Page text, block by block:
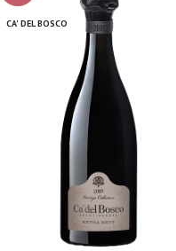
CA' DEL BOSCO